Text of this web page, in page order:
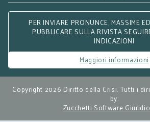
PER INVIARE PRONUNCE, MASSIME
PUBBLICARE SULLA RIVISTA
INDICAZIONI
Maggiori informazioni
Copyright 2026 Diritto della Crisi. Tutti i
by:
Zucchetti Software